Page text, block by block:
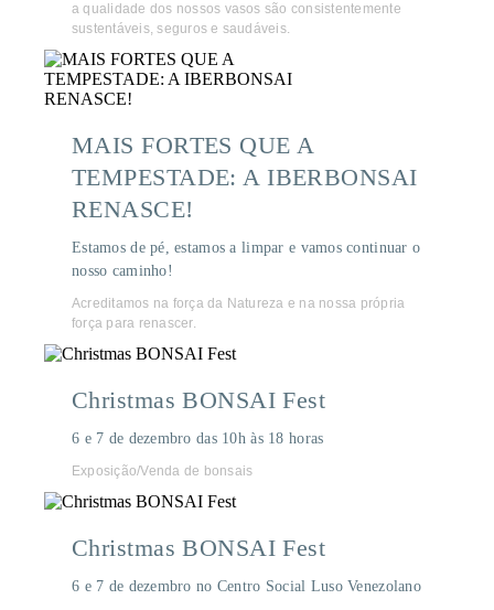
a qualidade dos nossos vasos são consistentemente
sustentáveis, seguros e saudáveis.
MAIS FORTES QUE A
TEMPESTADE: A IBERBONSAI
RENASCE!
Estamos de pé, estamos a limpar e vamos continuar o
nosso caminho!
Acreditamos na força da Natureza e na nossa própria
força para renascer.
Christmas BONSAI Fest
6 e 7 de dezembro das 10h às 18 horas
Exposição/Venda de bonsais
Christmas BONSAI Fest
6 e 7 de dezembro no Centro Social Luso Venezolano